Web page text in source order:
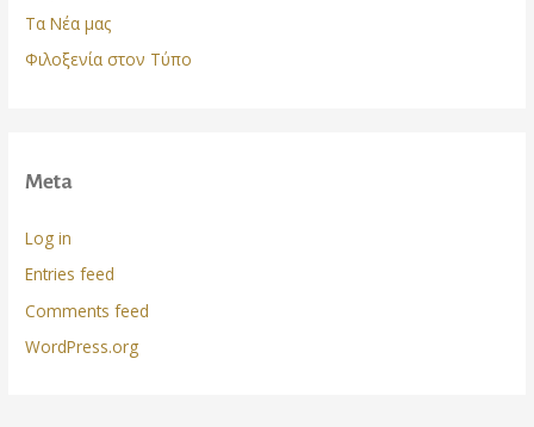
Τα Νέα μας
Φιλοξενία στον Τύπο
Meta
Log in
Entries feed
Comments feed
WordPress.org